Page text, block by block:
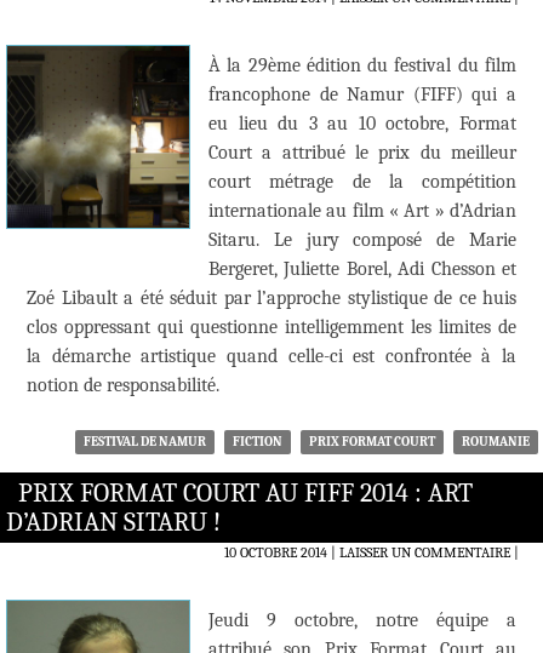
À la 29ème édition du festival du film
francophone de Namur (FIFF) qui a
eu lieu du 3 au 10 octobre, Format
Court a attribué le prix du meilleur
court métrage de la compétition
internationale au film « Art » d’Adrian
Sitaru. Le jury composé de Marie
Bergeret, Juliette Borel, Adi Chesson et
Zoé Libault a été séduit par l’approche stylistique de ce huis
clos oppressant qui questionne intelligemment les limites de
la démarche artistique quand celle-ci est confrontée à la
notion de responsabilité.
FESTIVAL DE NAMUR FICTION PRIX FORMAT COURT ROUMANIE
PRIX FORMAT COURT AU FIFF 2014 : ART
D’ADRIAN SITARU !
10 OCTOBRE 2014 LAISSER UN COMMENTAIRE|
Jeudi 9 octobre, notre équipe a